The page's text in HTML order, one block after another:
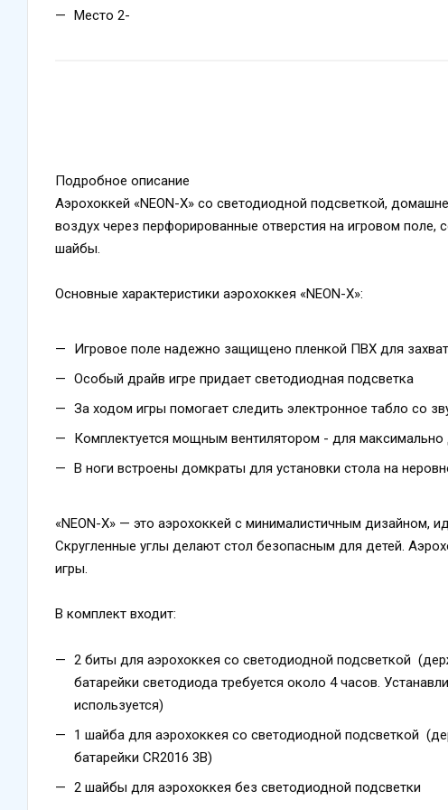
Место 2-
Подробное описание
Аэрохоккей «NEON-X» со светодиодной подсветкой,
воздух через перфорированные отверстия на игровом
шайбы.
Основные характеристики аэрохоккея «NEON-X»:
Игровое поле надежно защищено пленкой ПВХ для
Особый драйв игре придает светодиодная подсветка
За ходом игры помогает следить электронное табло со
Комплектуется мощным вентилятором - для максимально
В ноги встроены домкраты для установки стола на
«NEON-X» — это аэрохоккей с минималистичным дизайном,
Скругленные углы делают стол безопасным для детей.
игры.
В комплект входит:
2 биты для аэрохоккея со светодиодной подсветкой
батарейки светодиода требуется около 4 часов.
используется)
1 шайба для аэрохоккея со светодиодной подсветкой
батарейки CR2016 3В)
2 шайбы для аэрохоккея без светодиодной подсветки